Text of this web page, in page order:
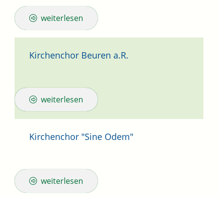
weiterlesen
Kirchenchor Beuren a.R.
weiterlesen
Kirchenchor "Sine Odem"
weiterlesen